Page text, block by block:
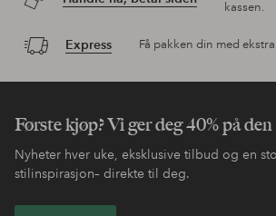
kassen.
Express Få pakken din med
Første kjøp? Vi ger deg 40% på
Nyheter hver uke, eksklusive tilbud og en
stilinspirasjon– direkte til deg.